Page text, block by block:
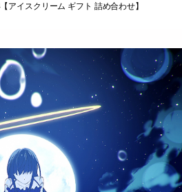
アイスクリーム ギフト 詰め合わせ】